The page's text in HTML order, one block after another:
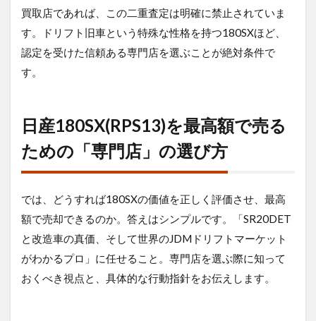
買取店であれば、この二重査定は明確に禁止されていま
す。ドリフト旧車という特殊な性格を持つ180SXほど、
認定を受けた信頼ある専門店を選ぶことが絶対条件で
す。
日産180SX(RPS13)を最高額で売る
ための「専門店」の選び方
では、どうすれば180SXの価値を正しく評価させ、最高
額で売却できるのか。答えはシンプルです。「SR20DET
と改造車の真価、そして世界のJDMドリフトマーケット
がわかるプロ」に任せること。専門店を選ぶ際に知って
おくべき視点と、具体的な行動指針をお伝えします。